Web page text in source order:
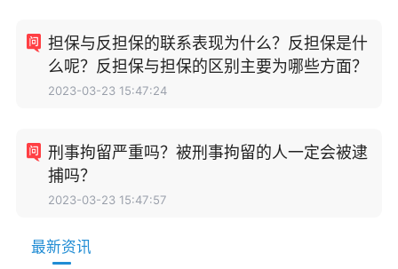
担保与反担保的联系表现为什么？反担保是什
么呢？反担保与担保的区别主要为哪些方面？
2023-03-23 15:47:24
刑事拘留严重吗？被刑事拘留的人一定会被逮
捕吗？
2023-03-23 15:47:57
最新资讯